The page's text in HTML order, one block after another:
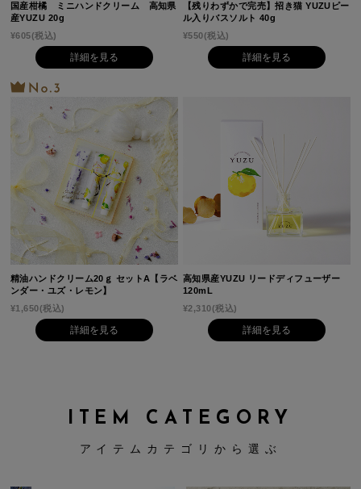
国産柑橘 ミニハンドクリーム 高知県
産YUZU 20g
¥605(税込)
詳細を見る
【残りわずかで完売】招き猫 YUZUピー
ル入りバスソルト 40g
¥550(税込)
詳細を見る
精油ハンドクリーム20ｇ セットA【ラベ
ンダー・ユズ・レモン】
¥1,650(税込)
詳細を見る
高知県産YUZU リードディフューザー
120mL
¥2,310(税込)
詳細を見る
ITEM CATEGORY
アイテムカテゴリから選ぶ